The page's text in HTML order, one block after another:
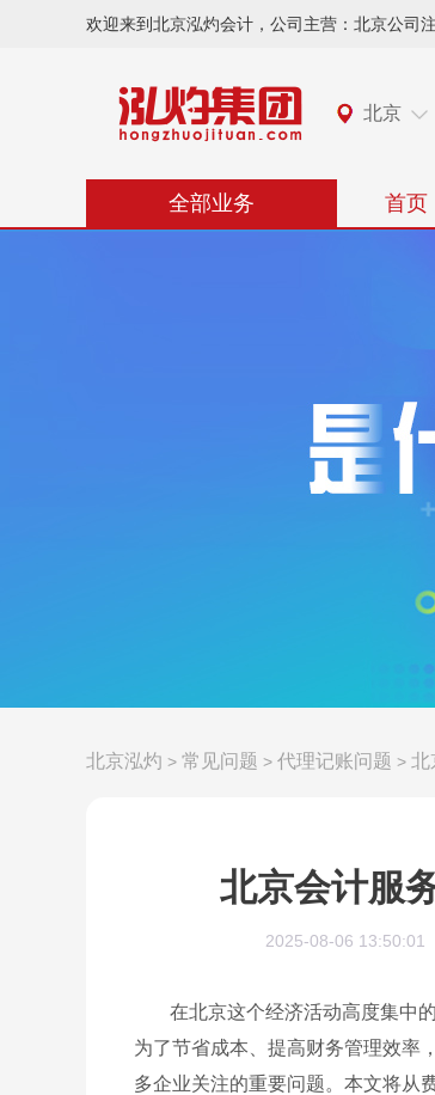
欢迎来到北京泓灼会计，公司主营：北京公司
北京
全部业务 首页
北京泓灼 > 常见问题 > 代理记账问题 > 北
北京会计服
2025-08-06 13:50:01
在北京这个经济活动高度集中
为了节省成本、提高财务管理效率
多企业关注的重要问题。本文将从